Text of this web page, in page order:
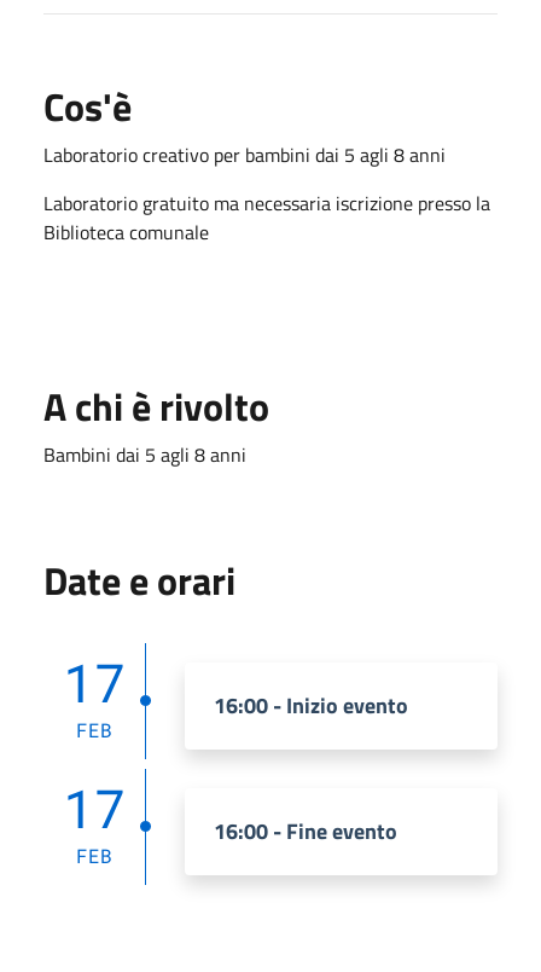
Cos'è
Laboratorio creativo per bambini dai 5 agli 8 anni
Laboratorio gratuito ma necessaria iscrizione presso la
Biblioteca comunale
A chi è rivolto
Bambini dai 5 agli 8 anni
Date e orari
17
FEB
16:00 - Inizio evento
17
FEB
16:00 - Fine evento